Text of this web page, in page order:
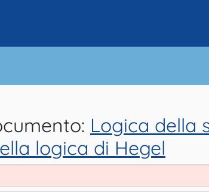
Logica della
logica di Hegel